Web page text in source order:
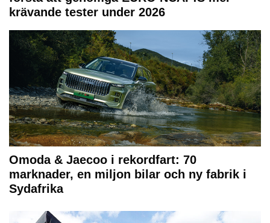
krävande tester under 2026
Omoda & Jaecoo i rekordfart: 70
marknader, en miljon bilar och ny fabrik i
Sydafrika